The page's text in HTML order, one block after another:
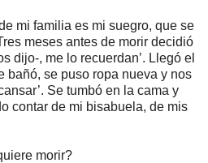
mi familia es mi suegro, que se
meses antes de morir decidió
dijo-, me lo recuerdan’. Llegó el
bañó, se puso ropa nueva y nos
Se tumbó en la cama y
contar de mi bisabuela, de mis
morir?